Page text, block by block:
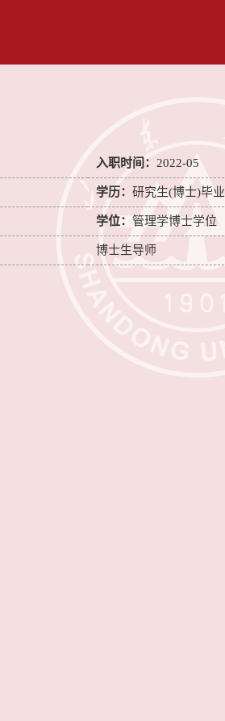
入职时间： 2022-05
学历： 研究生(博士)毕业
学位： 管理学博士学位
博士生导师